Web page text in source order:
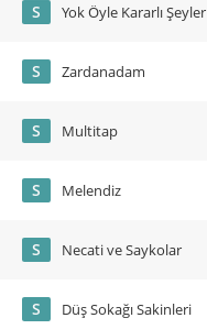
S Yok Öyle Kararlı Şeyler
S Zardanadam
S Multitap
S Melendiz
S Necati ve Saykolar
S Düş Sokağı Sakinleri